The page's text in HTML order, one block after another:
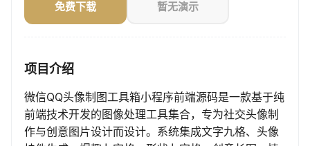
免费下载 暂无演示
项目介绍
微信QQ头像制图工具箱小程序前端源码是一款基于纯
前端技术开发的图像处理工具集合，专为社交头像制
作与创意图片设计而设计。系统集成文字九格、头像